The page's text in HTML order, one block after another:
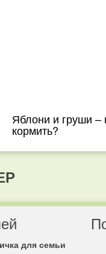
Яблони и груши –
кормить?
для семьи